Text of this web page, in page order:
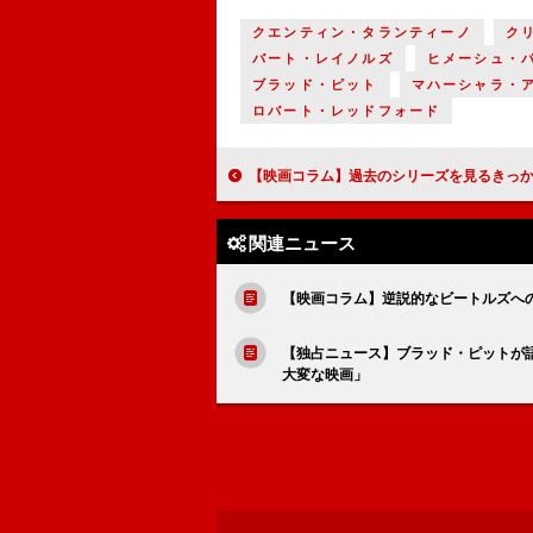
クエンティン・タランティーノ
ク
バート・レイノルズ
ヒメーシュ・
ブラッド・ピット
マハーシャラ・
ロバート・レッドフォード
【映画コラム】過去のシリーズを見るきっかけにもなり得る『男はつらいよ お
関連ニュース
【映画コラム】逆説的なビートルズ
【独占ニュース】ブラッド・ピット
大変な映画」